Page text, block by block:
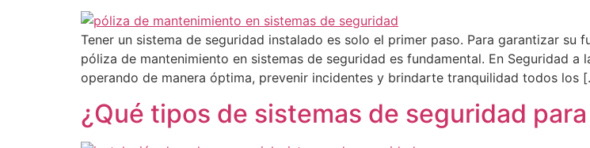
Tener un sistema de seguridad instalado es solo el primer paso. Para garantizar
póliza de mantenimiento en sistemas de seguridad es fundamental. En Seguridad
operando de manera óptima, prevenir incidentes y brindarte tranquilidad todos los
¿Qué tipos de sistemas de seguridad